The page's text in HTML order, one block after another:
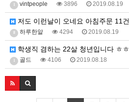
vintpeople 3896 2019.08.19
저도 이런날이 오네요 아침주문 11건
하루한알 4294 2019.08.19
학생직 겸하는 22살 청년입니다 ㅎㅎ
골드 4106 2019.08.18